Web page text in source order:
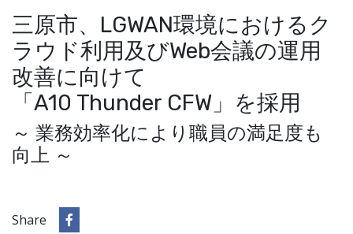
三原市、LGWAN環境におけるク
ラウド利用及びWeb会議の運用
改善に向けて
「A10 Thunder CFW」を採用
～ 業務効率化により職員の満足度も
向上 ～
Share